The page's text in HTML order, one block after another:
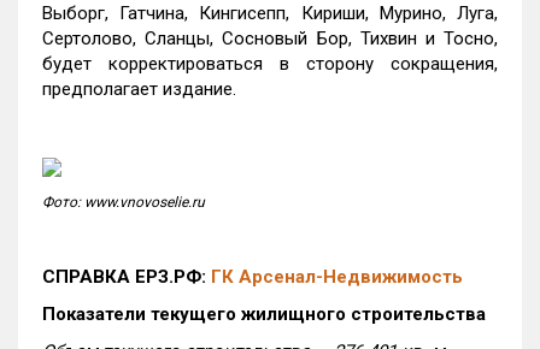
Выборг, Гатчина, Кингисепп, Кириши, Мурино, Луга,
Сертолово, Сланцы, Сосновый Бор, Тихвин и Тосно,
будет корректироваться в сторону сокращения,
предполагает издание.
Фото: www.vnovoselie.ru
СПРАВКА ЕРЗ.РФ: ГК Арсенал-Недвижимость
Показатели текущего жилищного строительства